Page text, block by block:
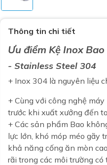
Phụ kiện nhà vệ sinh
Gương nhà vệ sinh - nhà tắm
Máy sấy tay
Nắp bồn cầu
Nắp điện tử
Thông tin chi tiết
Ưu điểm Kệ InoxBao
- Stainless Steel 304
+ Inox 304 là nguyên liệu
+ Cùng với công nghệ
trước khi xuất xưởng đến
+ Các sản phẩm Bao
lực lớn, khó móp méo gãy
khả năng cống ăn mòn
rãi trong các môi trường